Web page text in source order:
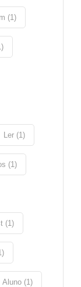
(1)
Ler (1)
(1)
(1)
Aluno (1)